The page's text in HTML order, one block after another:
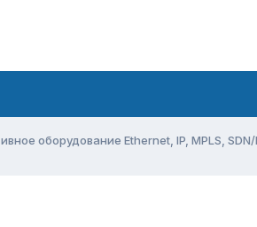
оборудование Ethernet, IP, MPLS, SDN/